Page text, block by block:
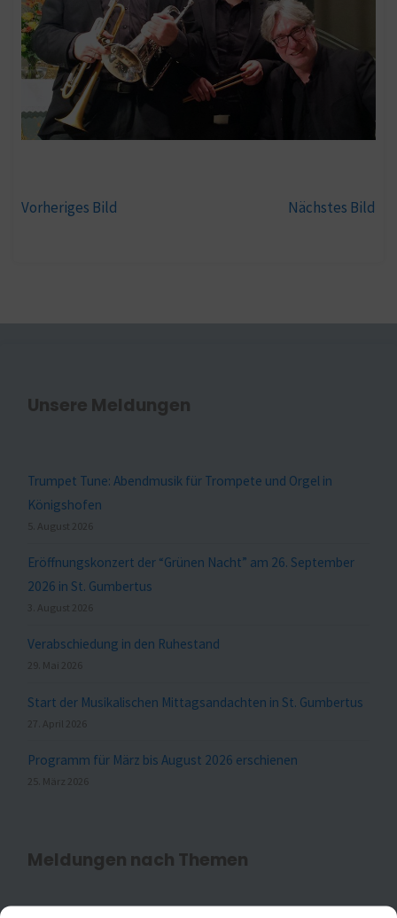
Vorheriges Bild Nächstes Bild
Unsere Meldungen
Trumpet Tune: Abendmusik für Trompete und Orgel in
Königshofen
5. August 2026
Eröffnungskonzert der “Grünen Nacht” am 26. September
2026 in St. Gumbertus
3. August 2026
Verabschiedung in den Ruhestand
29. Mai 2026
Start der Musikalischen Mittagsandachten in St. Gumbertus
27. April 2026
Programm für März bis August 2026 erschienen
25. März 2026
Meldungen nach Themen